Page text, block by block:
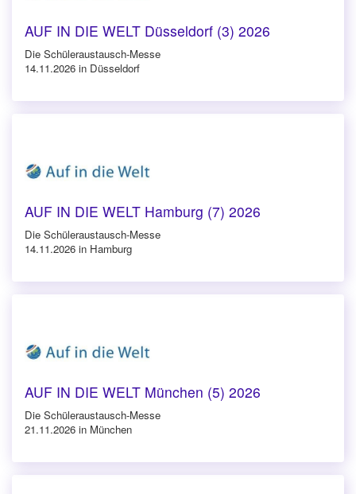
AUF IN DIE WELT Düsseldorf (3) 2026
Die Schüleraustausch-Messe
14.11.2026 in Düsseldorf
AUF IN DIE WELT Hamburg (7) 2026
Die Schüleraustausch-Messe
14.11.2026 in Hamburg
AUF IN DIE WELT München (5) 2026
Die Schüleraustausch-Messe
21.11.2026 in München